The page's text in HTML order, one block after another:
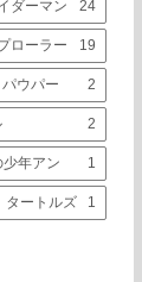
ダーマン 24
ローラー 19
パウパー 2
2
年アン 1
タートルズ 1